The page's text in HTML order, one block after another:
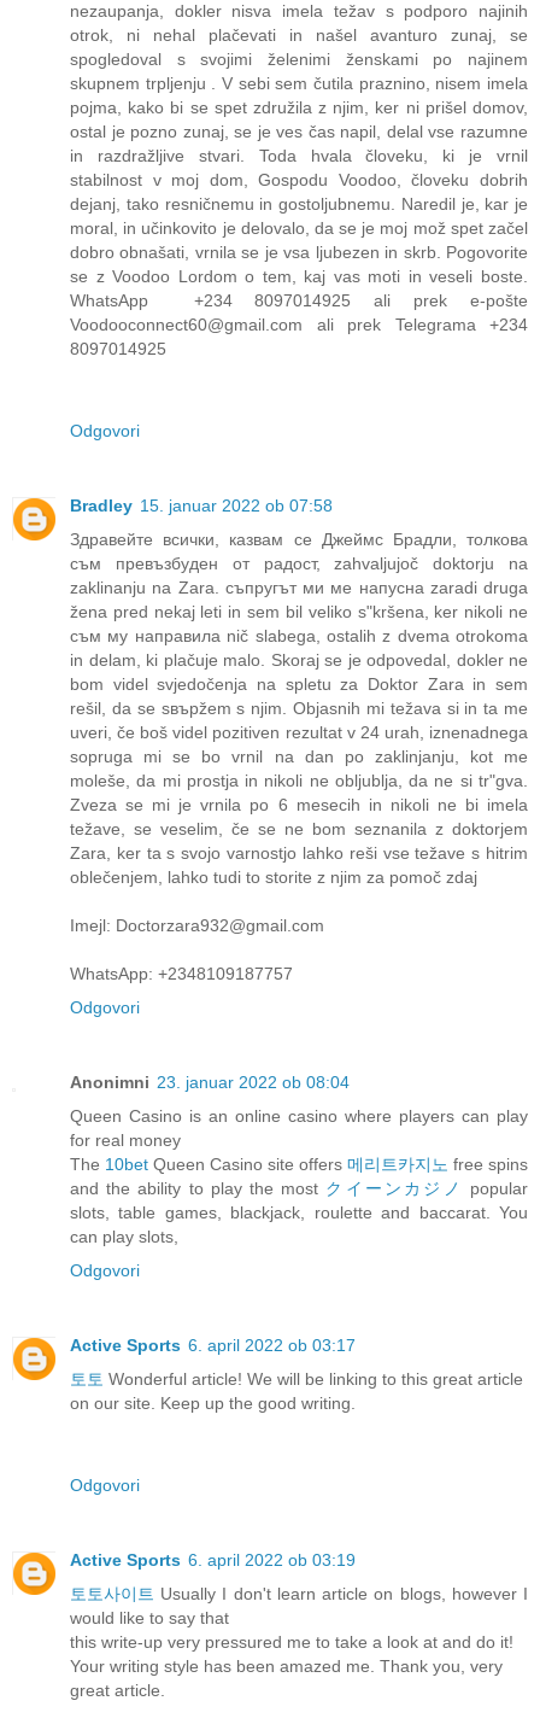
nezaupanja, dokler nisva imela težav s podporo najinih
otrok, ni nehal plačevati in našel avanturo zunaj, se
spogledoval s svojimi želenimi ženskami po najinem
skupnem trpljenju . V sebi sem čutila praznino, nisem imela
pojma, kako bi se spet združila z njim, ker ni prišel domov,
ostal je pozno zunaj, se je ves čas napil, delal vse razumne
in razdražljive stvari. Toda hvala človeku, ki je vrnil
stabilnost v moj dom, Gospodu Voodoo, človeku dobrih
dejanj, tako resničnemu in gostoljubnemu. Naredil je, kar je
moral, in učinkovito je delovalo, da se je moj mož spet začel
dobro obnašati, vrnila se je vsa ljubezen in skrb. Pogovorite
se z Voodoo Lordom o tem, kaj vas moti in veseli boste.
WhatsApp +234 8097014925 ali prek e-pošte
Voodooconnect60@gmail.com ali prek Telegrama +234
8097014925
Odgovori
Bradley 15. januar 2022 ob 07:58
Здравейте всички, казвам се Джеймс Брадли, толкова
съм превъзбуден от радост, zahvaljujoč doktorju na
zaklinanju na Zara. съпругът ми ме напусна zaradi druga
žena pred nekaj leti in sem bil veliko sʺkršena, ker nikoli ne
съм му направила nič slabega, ostalih z dvema otrokoma
in delam, ki plačuje malo. Skoraj se je odpovedal, dokler ne
bom videl svjedočenja na spletu za Doktor Zara in sem
rešil, da se sвърžem s njim. Objasnih mi težava si in ta me
uveri, če boš videl pozitiven rezultat v 24 urah, iznenadnega
sopruga mi se bo vrnil na dan po zaklinjanju, kot me
moleše, da mi prostja in nikoli ne obljublja, da ne si trʺgva.
Zveza se mi je vrnila po 6 mesecih in nikoli ne bi imela
težave, se veselim, če se ne bom seznanila z doktorjem
Zara, ker ta s svojo varnostjo lahko reši vse težave s hitrim
oblečenjem, lahko tudi to storite z njim za pomoč zdaj
Imejl: Doctorzara932@gmail.com
WhatsApp: +2348109187757
Odgovori
Anonimni 23. januar 2022 ob 08:04
Queen Casino is an online casino where players can play
for real money
The 10bet Queen Casino site offers 메리트카지노 free spins
and the ability to play the most クイーンカジノ
popular
slots, table games, blackjack, roulette and baccarat. You
can play slots,
Odgovori
Active Sports 6. april 2022 ob 03:17
토토 Wonderful article! We will be linking to this great article
on our site. Keep up the good writing.
Odgovori
Active Sports 6. april 2022 ob 03:19
토토사이트 Usually I don't learn article on blogs, however I
would like to say that
this write-up very pressured me to take a look at and do it!
Your writing style has been amazed me. Thank you, very
great article.